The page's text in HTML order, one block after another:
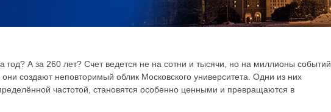
год? А за 260 лет? Счет ведется не на сотни и тысячи, но на миллионы событий.
создают неповторимый облик Московского университета. Одни из них
частотой, становятся особенно ценными и превращаются в